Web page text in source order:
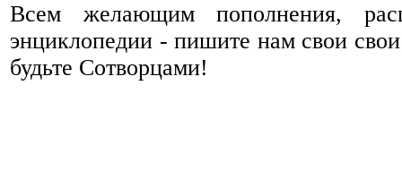
Всем желающим пополнения,
энциклопедии - пишите нам свои
будьте Сотворцами!